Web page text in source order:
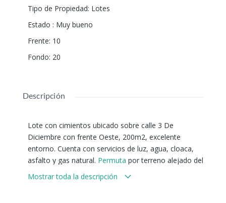
Tipo de Propiedad: Lotes
Estado : Muy bueno
Frente: 10
Fondo: 20
Descripción
Lote con cimientos ubicado sobre calle 3 De
Diciembre con frente Oeste, 200m2, excelente
entorno. Cuenta con servicios de luz, agua, cloaca,
asfalto y gas natural. Permuta por terreno alejado del
centro de la ciudad, se acepta financiación.
Mostrar toda la descripción